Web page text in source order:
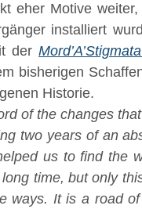
eher Motive
installiert
der Mord’A’Stigmata
bisherigen
Historie.
of the changes
two years of an
us to find the
time, but only
ways. It is a road